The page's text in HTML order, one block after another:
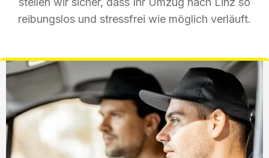
reibungslos und stressfrei wie möglich verläuft.